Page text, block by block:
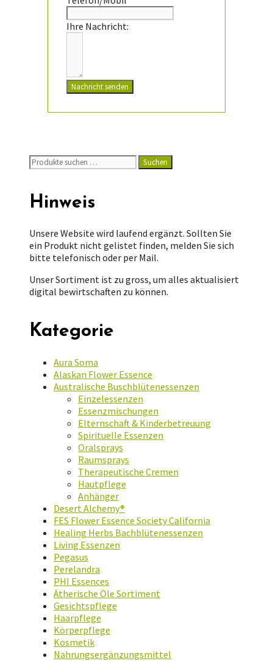
Ihre Nachricht:
Nachricht senden
Suchen
nach:
Suchen
Hinweis
Unsere Website wird laufend ergänzt. Sollten Sie
ein Produkt nicht gelistet finden, melden Sie sich
bitte telefonisch oder per Mail.
Unser Sortiment ist zu gross, um alles aktualisiert
digital bewirtschaften zu können.
Kategorie
Aura Soma
Alaskan Flower Essence
Australische Buschblütenessenzen
Einzelessenzen
Essenzmischungen
Elternschaft & Kinderbetreuung
Spirituelle Essenzen
Oralsprays
Raumsprays
Therapeutische Cremen
Hautpflege
Anhänger
Desert Alchemy®
FES Flower Essence Society California
Healing Herbs Bachblütenessenzen
Living Essenzen
Pegasus
Perelandra
PHI Essences
Ätherische Öle Sortiment
Gesichtspflege
Haarpflege
Körperpflege
Kosmetik
Nahrungsergänzungsmittel